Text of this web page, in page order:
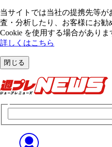
当サイトでは当社の提携先等
査・分析したり、お客様にお
Cookie を使⽤する場合がありま
詳しくはこちら
閉じる